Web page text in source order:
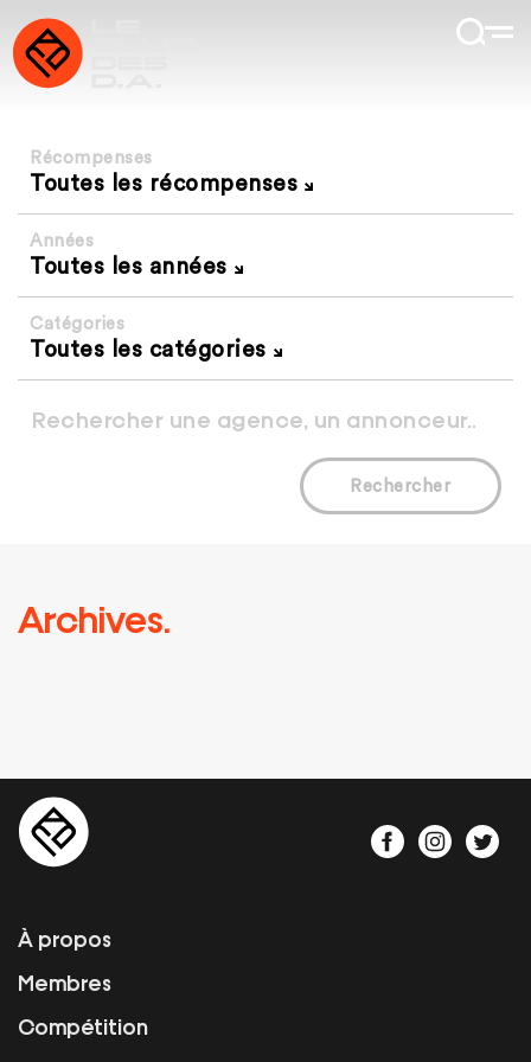
Récompenses
Toutes les récompenses
Années
Toutes les années
Catégories
Toutes les catégories
Rechercher
Archives.
À propos
Membres
Compétition